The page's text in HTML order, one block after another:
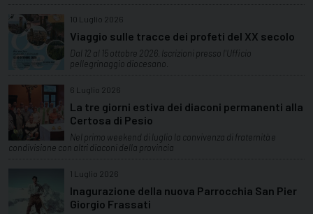
10 Luglio 2026
Viaggio sulle tracce dei profeti del XX secolo
Dal 12 al 15 ottobre 2026. Iscrizioni presso l'Ufficio
pellegrinaggio diocesano.
6 Luglio 2026
La tre giorni estiva dei diaconi permanenti alla
Certosa di Pesio
Nel primo weekend di luglio la convivenza di fraternità e
condivisione con altri diaconi della provincia
1 Luglio 2026
Inagurazione della nuova Parrocchia San Pier
Giorgio Frassati